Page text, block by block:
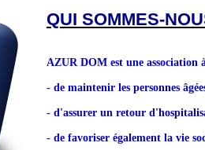
QUI SOMMES-
AZUR DOM est une
- de maintenir les personnes
- d'assurer un retour
- de favoriser également la vie